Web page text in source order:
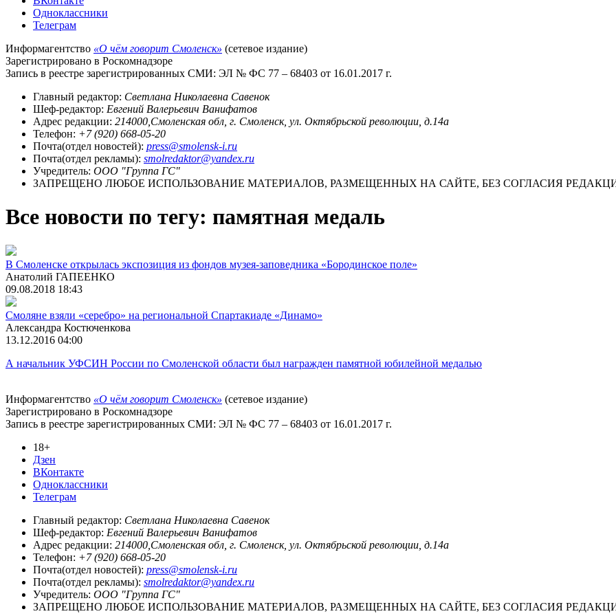
Одноклассники
Телеграм
Информагентство «О чём говорит Смоленск» (сетевое издание)
Зарегистрировано в Роскомнадзоре
Запись в реестре зарегистрированных СМИ: ЭЛ № ФС 77 – 68403 от 16.01.2017 г.
Главный редактор: Светлана Николаевна Савенок
Шеф-редактор: Евгений Валерьевич Ванифатов
Адрес редакции: 214000,Смоленская обл, г. Смоленск, ул. Октябрьской революции, д.14а
Телефон: +7 (920) 668-05-20
Почта(отдел новостей): press@smolensk-i.ru
Почта(отдел рекламы): smolredaktor@yandex.ru
Учредитель: ООО "Группа ГС"
ЗАПРЕЩЕНО ЛЮБОЕ ИСПОЛЬЗОВАНИЕ МАТЕРИАЛОВ, РАЗМЕЩЕННЫХ НА САЙТЕ, БЕЗ СОГЛАСИЯ
Все новости по тегу: памятная медаль
В Смоленске открылась экспозиция из фондов музея-заповедника «Бородинское поле»
Анатолий ГАПЕЕНКО
09.08.2018 18:43
Смоляне взяли «серебро» на региональной Спартакиаде «Динамо»
Александра Костюченкова
13.12.2016 04:00
А начальник УФСИН России по Смоленской области был награжден памятной юбилейной медалью
Информагентство «О чём говорит Смоленск» (сетевое издание)
Зарегистрировано в Роскомнадзоре
Запись в реестре зарегистрированных СМИ: ЭЛ № ФС 77 – 68403 от 16.01.2017 г.
18+
Дзен
ВКонтакте
Одноклассники
Телеграм
Главный редактор: Светлана Николаевна Савенок
Шеф-редактор: Евгений Валерьевич Ванифатов
Адрес редакции: 214000,Смоленская обл, г. Смоленск, ул. Октябрьской революции, д.14а
Телефон: +7 (920) 668-05-20
Почта(отдел новостей): press@smolensk-i.ru
Почта(отдел рекламы): smolredaktor@yandex.ru
Учредитель: ООО "Группа ГС"
ЗАПРЕЩЕНО ЛЮБОЕ ИСПОЛЬЗОВАНИЕ МАТЕРИАЛОВ, РАЗМЕЩЕННЫХ НА САЙТЕ, БЕЗ СОГЛАСИЯ